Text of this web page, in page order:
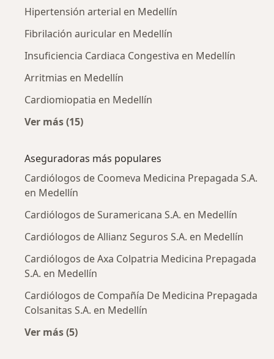
Hipertensión arterial en Medellín
Fibrilación auricular en Medellín
Insuficiencia Cardiaca Congestiva en Medellín
Arritmias en Medellín
Cardiomiopatia en Medellín
Ver más (15)
Aseguradoras más populares
Cardiólogos de Coomeva Medicina Prepagada S.A.
en Medellín
Cardiólogos de Suramericana S.A. en Medellín
Cardiólogos de Allianz Seguros S.A. en Medellín
Cardiólogos de Axa Colpatria Medicina Prepagada
S.A. en Medellín
Cardiólogos de Compañía De Medicina Prepagada
Colsanitas S.A. en Medellín
Ver más (5)